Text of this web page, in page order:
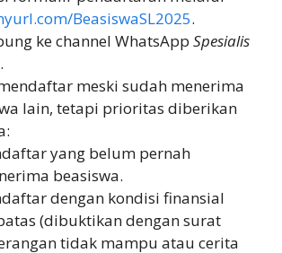
BeasiswaSL2025.
ke channel WhatsApp Spesialis
.
meski sudah menerima
lain, tetapi prioritas diberikan
yang belum pernah
beasiswa.
dengan kondisi finansial
(dibuktikan dengan surat
tidak mampu atau cerita